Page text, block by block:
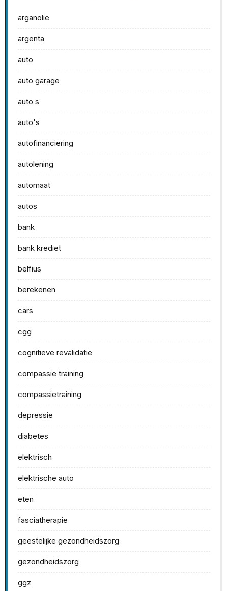
arganolie
argenta
auto
auto garage
auto s
auto's
autofinanciering
autolening
automaat
autos
bank
bank krediet
belfius
berekenen
cars
cgg
cognitieve revalidatie
compassie training
compassietraining
depressie
diabetes
elektrisch
elektrische auto
eten
fasciatherapie
geestelijke gezondheidszorg
gezondheidszorg
ggz